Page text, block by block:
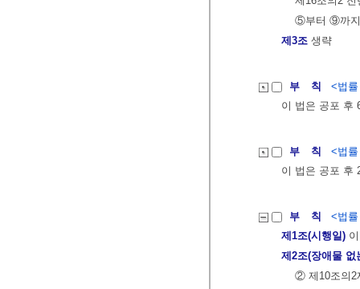
⑤부터 ⑨까
제3조 생략
부 칙
<법
이 법은 공포 후
부 칙
<법
이 법은 공포 후
부 칙
<법
제1조(시행일)
제2조(장애물 없
② 제10조의2